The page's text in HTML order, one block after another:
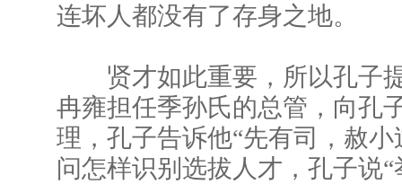
连坏人都没有了存身之地。
贤才如此重要，所以孔子提
冉雍担任季孙氏的总管，向孔
理，孔子告诉他“先有司，赦
问怎样识别选拔人才，孔子说